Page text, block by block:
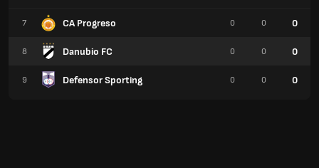
7 CA Progreso
8 Danubio FC
9 Defensor Sporting
0 0 0
0 0 0
0 0 0